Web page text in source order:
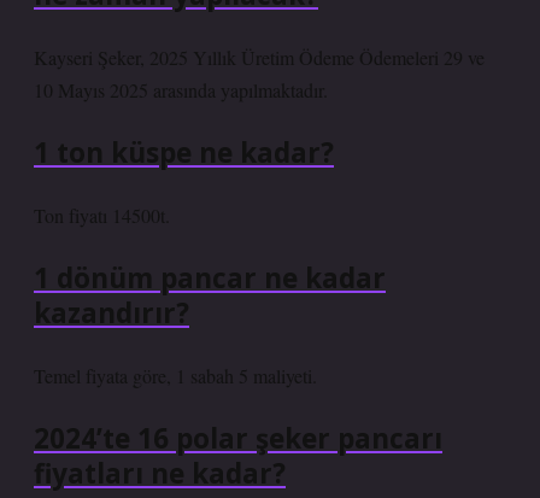
Kayseri Şeker, 2025 Yıllık Üretim Ödeme Ödemeleri 29 ve
10 Mayıs 2025 arasında yapılmaktadır.
1 ton küspe ne kadar?
Ton fiyatı 14500t.
1 dönüm pancar ne kadar
kazandırır?
Temel fiyata göre, 1 sabah 5 maliyeti.
2024’te 16 polar şeker pancarı
fiyatları ne kadar?